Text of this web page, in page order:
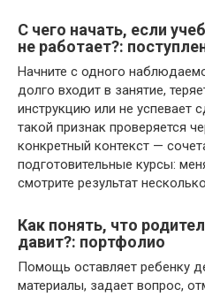
С чего начать, если
не работает?:
Начните с одного
долго входит в занятие,
инструкцию или не успевает
такой признак проверяется
конкретный контекст —
подготовительные курсы:
смотрите результат
Как понять, что
давит?: портфолио
Помощь оставляет ребенку
материалы, задает вопрос,